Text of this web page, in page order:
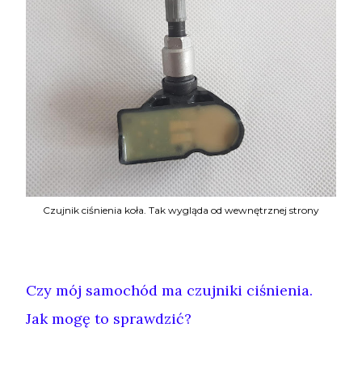
Czujnik ciśnienia koła. Tak wygląda od wewnętrznej strony
Czy mój samochód ma czujniki ciśnienia.
Jak mogę to sprawdzić?